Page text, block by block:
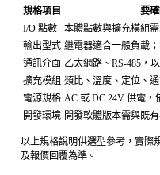
規格項目
要
I/O 點數
本體點數與擴充模組
輸出型式 繼電器適合一般負載
通訊介面 乙太網路、RS-485，
擴充模組 類比、溫度、定位、
電源規格 AC 或 DC 24V 供電，
開發環境 開發軟體版本需與既
以上規格說明供選型參考，實際
及報價回覆為準。